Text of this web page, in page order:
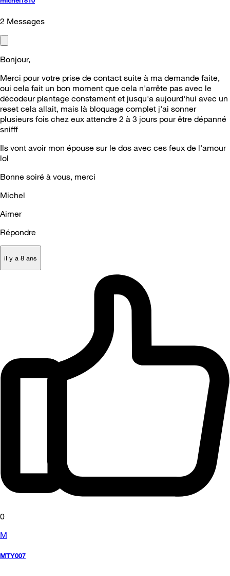
2 Messages
Bonjour,
Merci pour votre prise de contact suite à ma demande faite,
oui cela fait un bon moment que cela n'arrête pas avec le
décodeur plantage constament et jusqu'a aujourd'hui avec un
reset cela allait, mais là bloquage complet j'ai sonner
plusieurs fois chez eux attendre 2 à 3 jours pour être dépanné
snifff
Ils vont avoir mon épouse sur le dos avec ces feux de l'amour
lol
Bonne soiré à vous, merci
Michel
Aimer
Répondre
il y a 8 ans
0
M
MTY007